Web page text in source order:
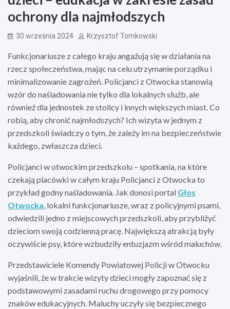
ochrony dla najmłodszych
30 września 2024 Krzysztof Tomkowski
Funkcjonariusze z całego kraju angażują się w działania na
rzecz społeczeństwa, mając na celu utrzymanie porządku i
minimalizowanie zagrożeń. Policjanci z Otwocka stanowią
wzór do naśladowania nie tylko dla lokalnych służb, ale
również dla jednostek ze stolicy i innych większych miast. Co
robią, aby chronić najmłodszych? Ich wizyta w jednym z
przedszkoli świadczy o tym, że zależy im na bezpieczeństwie
każdego, zwłaszcza dzieci.
Policjanci w otwockim przedszkolu – spotkania, na które
czekają placówki w całym kraju Policjanci z Otwocka to
przykład godny naśladowania. Jak donosi portal Głos
Otwocka, lokalni funkcjonariusze, wraz z policyjnymi psami,
odwiedzili jedno z miejscowych przedszkoli, aby przybliżyć
dzieciom swoją codzienną pracę. Największą atrakcją były
oczywiście psy, które wzbudziły entuzjazm wśród maluchów.
Przedstawiciele Komendy Powiatowej Policji w Otwocku
wyjaśnili, że w trakcie wizyty dzieci mogły zapoznać się z
podstawowymi zasadami ruchu drogowego przy pomocy
znaków edukacyjnych. Maluchy uczyły się bezpiecznego